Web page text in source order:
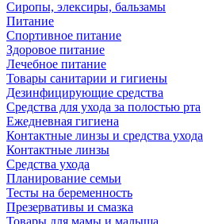
Сиропы, элексиры, бальзамы
Питание
Спортивное питание
Здоровое питание
Лечебное питание
Товары санитарии и гигиены
Дезинфицирующие средства
Средства для ухода за полостью рта
Ежедневная гигиена
Контактные линзы и средства ухода
Контактные линзы
Средства ухода
Планирование семьи
Тесты на беременность
Презервативы и смазка
Товары для мамы и малыша